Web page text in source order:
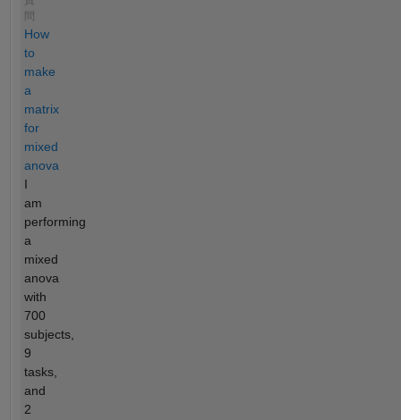
How
to
make
a
matrix
for
mixed
anova
I
am
performing
a
mixed
anova
with
700
subjects,
9
tasks,
and
2